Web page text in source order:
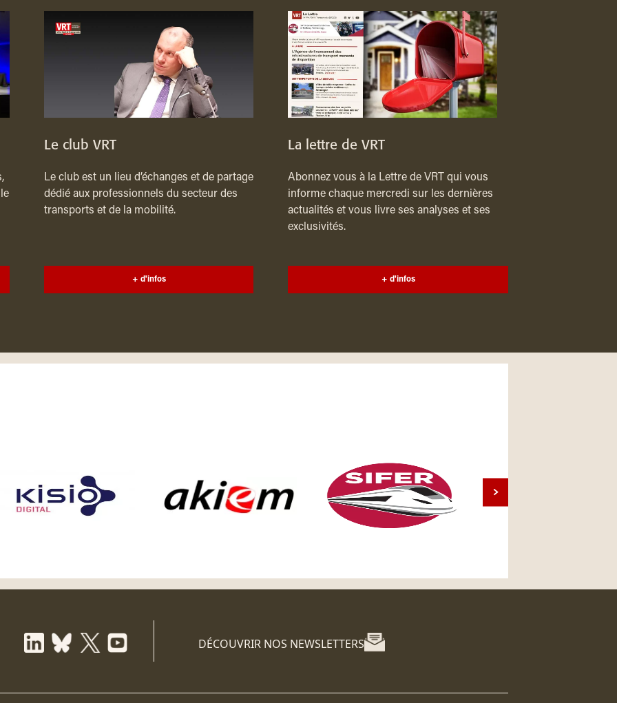
Le club VRT
Le club est un lieu d’échanges et de partage
dédié aux professionnels du secteur des
transports et de la mobilité.
+ d'infos
La lettre de VRT
Abonnez vous à la Lettre de VRT qui vous
informe chaque mercredi sur les dernières
actualités et vous livre ses analyses et ses
exclusivités.
+ d'infos
DÉCOUVRIR NOS NEWSLETTERS